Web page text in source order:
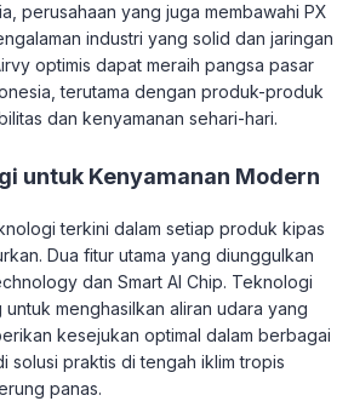
perusahaan yang juga membawahi PX
industri yang solid dan jaringan
optimis dapat meraih pangsa pasar
terutama dengan produk-produk
dan kenyamanan sehari-hari.
untuk Kenyamanan Modern
terkini dalam setiap produk kipas
Dua fitur utama yang diunggulkan
dan Smart AI Chip. Teknologi
menghasilkan aliran udara yang
kesejukan optimal dalam berbagai
solusi praktis di tengah iklim tropis
panas.